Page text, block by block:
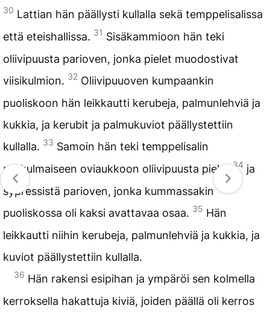
30 Lattian hän päällysti kullalla sekä temppelisalissa
että eteishallissa. 31 Sisäkammioon hän teki
oliivipuusta parioven, jonka pielet muodostivat
viisikulmion. 32 Oliivipuuoven kumpaankin
puoliskoon hän leikkautti kerubeja, palmunlehviä ja
kukkia, ja kerubit ja palmukuviot päällystettiin
kullalla. 33 Samoin hän teki temppelisalin
nelikulmaiseen oviaukkoon oliivipuusta pielet34 ja
sypressistä parioven, jonka kummassakin
puoliskossa oli kaksi avattavaa osaa. 35 Hän
leikkautti niihin kerubeja, palmunlehviä ja kukkia, ja
kuviot päällystettiin kullalla.
36 Hän rakensi esipihan ja ympäröi sen kolmella
kerroksella hakattuja kiviä, joiden päällä oli kerros